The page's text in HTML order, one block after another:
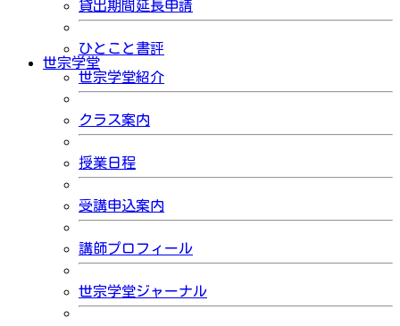
貸出期間延長申請
ひとこと書評
世宗学堂
世宗学堂紹介
クラス案内
授業日程
受講申込案内
講師プロフィール
世宗学堂ジャーナル